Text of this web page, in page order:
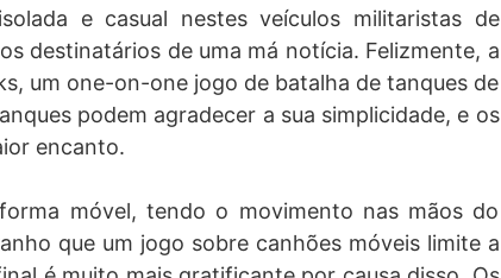
e casual nestes veículos militaristas de
destinatários de uma má notícia. Felizmente, a
um one-on-one jogo de batalha de tanques de
podem agradecer a sua simplicidade, e os
encanto.
móvel, tendo o movimento nas mãos do
que um jogo sobre canhões móveis limite a